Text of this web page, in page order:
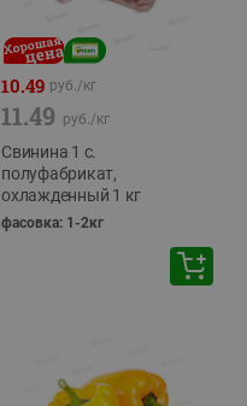
10.49 руб./кг
11.49 руб./кг
Свинина 1 с.
полуфабрикат,
охлажденный 1 кг
фасовка: 1-2кг